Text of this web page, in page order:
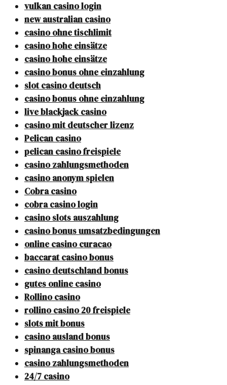
vulkan casino login
new australian casino
casino ohne tischlimit
casino hohe einsätze
casino hohe einsätze
casino bonus ohne einzahlung
slot casino deutsch
casino bonus ohne einzahlung
live blackjack casino
casino mit deutscher lizenz
Pelican casino
pelican casino freispiele
casino zahlungsmethoden
casino anonym spielen
Cobra casino
cobra casino login
casino slots auszahlung
casino bonus umsatzbedingungen
online casino curacao
baccarat casino bonus
casino deutschland bonus
gutes online casino
Rollino casino
rollino casino 20 freispiele
slots mit bonus
casino ausland bonus
spinanga casino bonus
casino zahlungsmethoden
24/7 casino